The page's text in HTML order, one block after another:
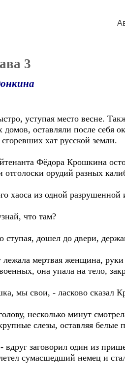
3
уступая место весне.
домов, оставляли после себя
хат русской земли.
Фёдора Крошкина
орудий разных
хаоса из одной
что там?
ступая, дошел до двери,
мертвая женщина,
она упала на тело,
мы свои, - ласково сказал
несколько минут
слезы, оставляя белые
заговорил один из
сумасшедший немец и